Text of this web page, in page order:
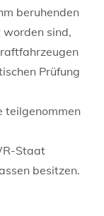
beruhenden
sind,
Prüfung
teilgenommen
Staat
besitzen.